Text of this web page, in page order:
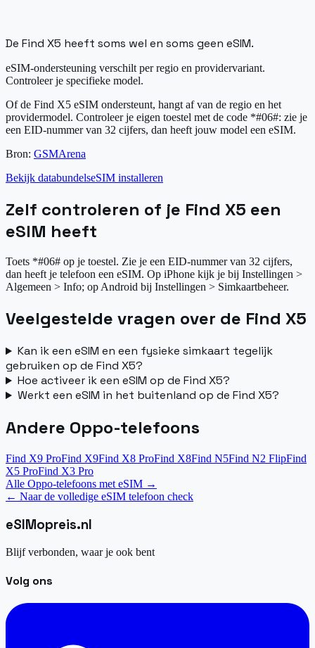
De Find X5 heeft soms wel en soms geen eSIM.
eSIM-ondersteuning verschilt per regio en providervariant.
Controleer je specifieke model.
Of de Find X5 eSIM ondersteunt, hangt af van de regio en het
providermodel. Controleer je eigen toestel met de code *#06#: zie je
een EID-nummer van 32 cijfers, dan heeft jouw model een eSIM.
Bron: GSMArena
Bekijk databundelseSIM installeren
Zelf controleren of je Find X5 een
eSIM heeft
Toets *#06# op je toestel. Zie je een EID-nummer van 32 cijfers,
dan heeft je telefoon een eSIM. Op iPhone kijk je bij Instellingen >
Algemeen > Info; op Android bij Instellingen > Simkaartbeheer.
Veelgestelde vragen over de Find X5
Kan ik een eSIM en een fysieke simkaart tegelijk
gebruiken op de Find X5?
Hoe activeer ik een eSIM op de Find X5?
Werkt een eSIM in het buitenland op de Find X5?
Andere Oppo-telefoons
Find X9 ProFind X9Find X8 ProFind X8Find N5Find N2 FlipFind
X5 ProFind X3 Pro
Alle Oppo-telefoons met eSIM →
← Naar de volledige eSIM telefoon check
eSIMopreis.nl
Blijf verbonden, waar je ook bent
Volg ons